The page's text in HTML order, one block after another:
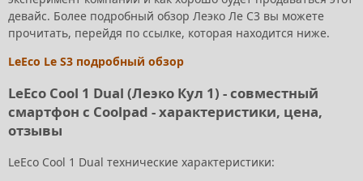
девайс. Более подробный обзор Леэко Ле С3 вы можете
прочитать, перейдя по ссылке, которая находится ниже.
LeEco Le S3 подробный обзор
LeEco Cool 1 Dual (Леэко Кул 1) - совместный
смартфон с Coolpad - характеристики, цена,
отзывы
LeEco Cool 1 Dual технические характеристики: